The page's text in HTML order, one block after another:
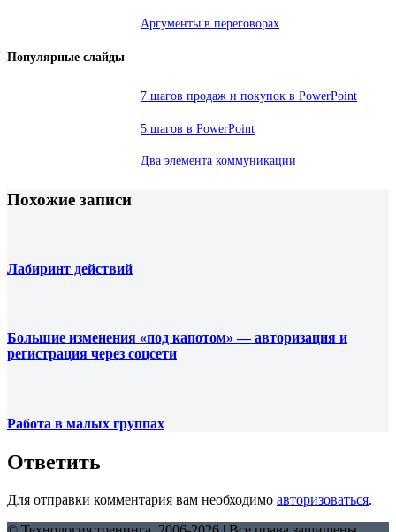
Аргументы в переговорах
Популярные слайды
7 шагов продаж и покупок в PowerPoint
5 шагов в PowerPoint
Два элемента коммуникации
Похожие записи
Лабиринт действий
Большие изменения «под капотом» — авторизация и
регистрация через соцсети
Работа в малых группах
Ответить
Для отправки комментария вам необходимо авторизоваться.